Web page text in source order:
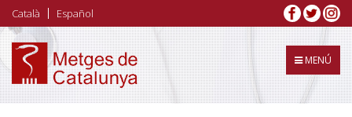
Vés
al
contingut
Català Español
MENÚ